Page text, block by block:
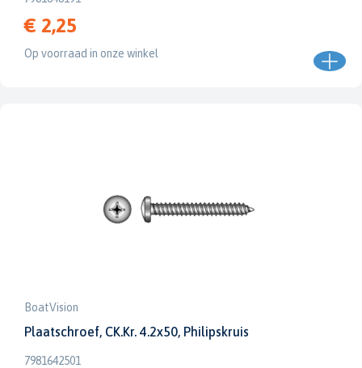
€ 2,25
Op voorraad in onze winkel
BoatVision
Plaatschroef, CK.Kr. 4.2x50, Philipskruis
7981642501